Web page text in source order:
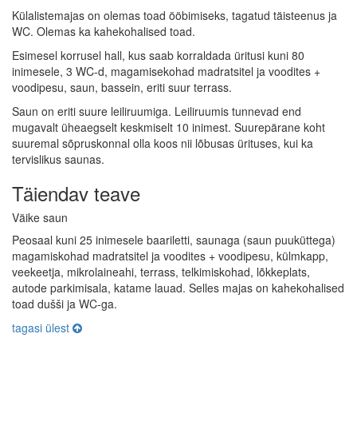
Külalistemajas on olemas toad ööbimiseks, tagatud täisteenus ja
WC. Olemas ka kahekohalised toad.
Esimesel korrusel hall, kus saab korraldada üritusi kuni 80
inimesele, 3 WC-d, magamisekohad madratsitel ja voodites +
voodipesu, saun, bassein, eriti suur terrass.
Saun on eriti suure leiliruumiga. Leiliruumis tunnevad end
mugavalt üheaegselt keskmiselt 10 inimest. Suurepärane koht
suuremal sõpruskonnal olla koos nii lõbusas ürituses, kui ka
tervislikus saunas.
Täiendav teave
Väike saun
Peosaal kuni 25 inimesele baariletti, saunaga (saun puuküttega)
magamiskohad madratsitel ja voodites + voodipesu, külmkapp,
veekeetja, mikrolaineahi, terrass, telkimiskohad, lõkkeplats,
autode parkimisala, katame lauad. Selles majas on kahekohalised
toad dušši ja WC-ga.
tagasi ülest